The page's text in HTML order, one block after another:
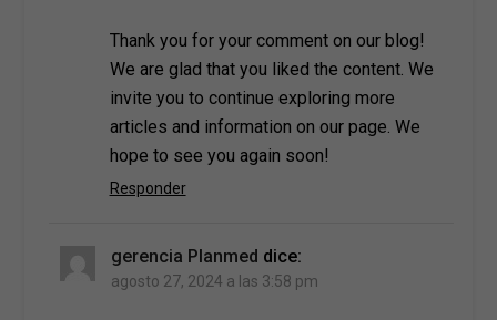
Thank you for your comment on our blog!
We are glad that you liked the content. We
invite you to continue exploring more
articles and information on our page. We
hope to see you again soon!
Responder
gerencia Planmed dice:
agosto 27, 2024 a las 3:58 pm